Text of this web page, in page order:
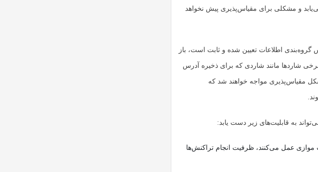
می‌یابد و مشکلی برای مقیاس‌پذیری پیش نخواهد
گروه‌بندی اطلاعات تعیین شده و ثابت است، باز
شاردها مانند شاردی که برای ذخیره آدرس
مقیاس‌پذیری مواجه خواهند شد که
به قابلیت‌های زیر دست یابد:
موازی عمل می‌کنند، ظرفیت انجام تراکنش‌ها